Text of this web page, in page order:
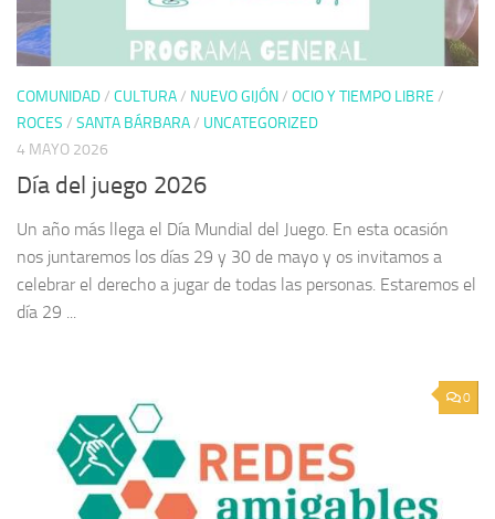
COMUNIDAD/ CULTURA/ NUEVO GIJÓN/ OCIO Y TIEMPO LIBRE /
ROCES / SANTA BÁRBARA/ UNCATEGORIZED
4 MAYO 2026
Día del juego 2026
Un año más llega el Día Mundial del Juego. En esta ocasión
nos juntaremos los días 29 y 30 de mayo y os invitamos a
celebrar el derecho a jugar de todas las personas. Estaremos el
día 29 ...
0